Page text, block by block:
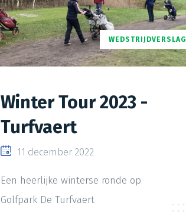
WEDSTRIJDVERSLAG
Winter Tour 2023 -
Turfvaert
11 december 2022
Een heerlijke winterse ronde op
Golfpark De Turfvaert